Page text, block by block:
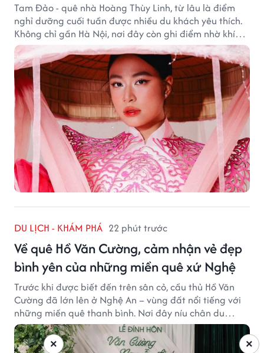
Tam Đảo - quê nhà Hoàng Thùy Linh, từ lâu là điểm
nghỉ dưỡng cuối tuần được nhiều du khách yêu thích.
Không chỉ gần Hà Nội, nơi đây còn ghi điểm nhờ khí
hậu mát mẻ, cảnh sắc thơ mộng và không gian yên
bình giữa núi rừng.
DU LỊCH - KHÁM PHÁ 22 phút trước
Về quê Hồ Văn Cường, cảm nhận vẻ đẹp
bình yên của những miền quê xứ Nghệ
Trước khi được biết đến trên sân cỏ, cầu thủ Hồ Văn
Cường đã lớn lên ở Nghệ An – vùng đất nổi tiếng với
những miền quê thanh bình. Nơi đây níu chân du
khách bằng cánh đồng xanh, làng quê yên ả và nhịp
sống chậm đầy bình yên.
×
×